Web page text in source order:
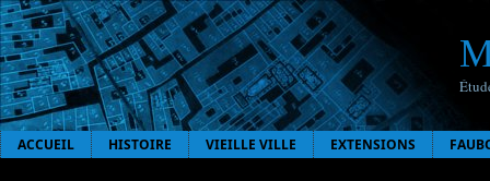
ACCUEIL HISTOIRE VIEILLE VILLE EXTENSIONS